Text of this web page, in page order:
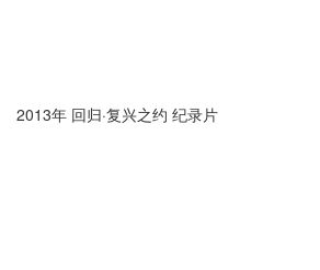
2013年 回归·复兴之约 纪录片